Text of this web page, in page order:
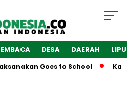
DESA DAERAH
Goes to School